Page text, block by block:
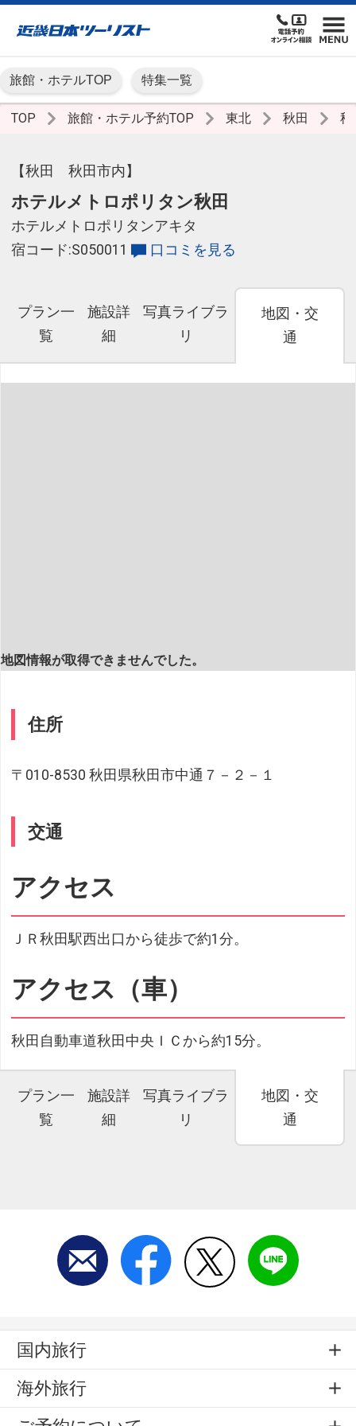
旅館・ホテルTOP 特集一覧
TOP 旅館・ホテル予約TOP 東北 秋田 秋
【秋田 秋田市内】
ホテルメトロポリタン秋田
ホテルメトロポリタンアキタ
宿コード:S050011
口コミを見る
プラン一
覧
施設詳
細
写真ライブラ
リ
地図・交
通
地図情報が取得できませんでした。
住所
〒010-8530 秋田県秋田市中通７－２－１
交通
アクセス
ＪＲ秋田駅西出口から徒歩で約1分。
アクセス（車）
秋田自動車道秋田中央ＩＣから約15分。
プラン一
覧
施設詳
細
写真ライブラ
リ
地図・交
通
国内旅行
海外旅行